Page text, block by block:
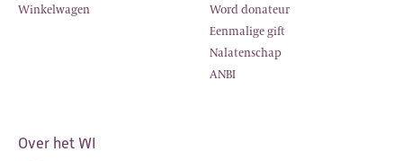
Winkelwagen
Word donateur
Eenmalige gift
Nalatenschap
ANBI
Over het WI